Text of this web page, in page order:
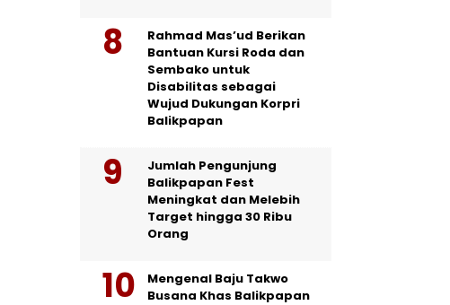
Rahmad Mas’ud Berikan
Bantuan Kursi Roda dan
Sembako untuk
Disabilitas sebagai
Wujud Dukungan Korpri
Balikpapan
Jumlah Pengunjung
Balikpapan Fest
Meningkat dan Melebih
Target hingga 30 Ribu
Orang
Mengenal Baju Takwo
Busana Khas Balikpapan